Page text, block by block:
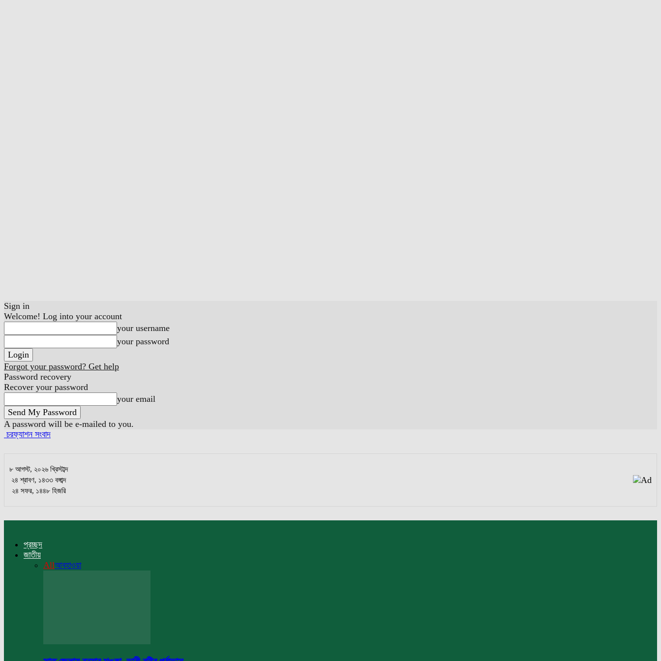
Sign in
Welcome! Log into your account
your username
your password
Forgot your password? Get help
Password recovery
Recover your password
your email
A password will be e-mailed to you.
চরফ্যাশন সংবাদ
৮ আগস্ট, ২০২৬ খ্রিস্টাব্দ
২৪ শ্রাবণ, ১৪৩৩ বঙ্গাব্দ
২৪ সফর, ১৪৪৮ হিজরি
প্রচ্ছদ
জাতীয়
Allআবহাওয়া